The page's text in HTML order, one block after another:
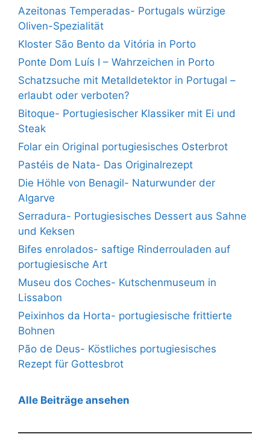
Azeitonas Temperadas- Portugals würzige
Oliven-Spezialität
Kloster São Bento da Vitória in Porto
Ponte Dom Luís I – Wahrzeichen in Porto
Schatzsuche mit Metalldetektor in Portugal –
erlaubt oder verboten?
Bitoque- Portugiesischer Klassiker mit Ei und
Steak
Folar ein Original portugiesisches Osterbrot
Pastéis de Nata- Das Originalrezept
Die Höhle von Benagil- Naturwunder der
Algarve
Serradura- Portugiesisches Dessert aus Sahne
und Keksen
Bifes enrolados- saftige Rinderrouladen auf
portugiesische Art
Museu dos Coches- Kutschenmuseum in
Lissabon
Peixinhos da Horta- portugiesische frittierte
Bohnen
Pão de Deus- Köstliches portugiesisches
Rezept für Gottesbrot
Alle Beiträge ansehen